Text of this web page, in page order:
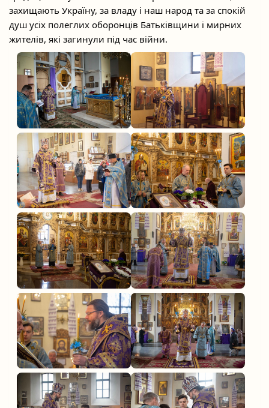
захищають Україну, за владу і наш народ та за спокій
душ усіх полеглих оборонців Батьківщини і мирних
жителів, які загинули під час війни.